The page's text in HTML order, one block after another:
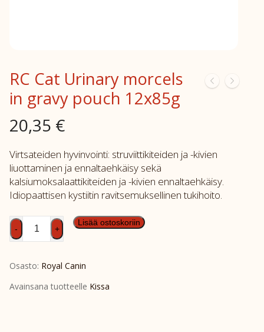
RC Cat Urinary morcels
in gravy pouch 12x85g
20,35 €
Virtsateiden hyvinvointi: struviittikiteiden ja -kivien
liuottaminen ja ennaltaehkäisy sekä
kalsiumoksalaattikiteiden ja -kivien ennaltaehkäisy.
Idiopaattisen kystiitin ravitsemuksellinen tukihoito.
RC
Cat
morcels
in
- +
Lisää ostoskoriin
Osasto: Royal Canin
Avainsana tuotteelle Kissa